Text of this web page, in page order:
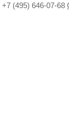
+7 (495) 646-07-68